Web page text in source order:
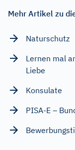
Mehr Artikel zu
Naturschutz
Lernen mal
Liebe
Konsulate
PISA-E –